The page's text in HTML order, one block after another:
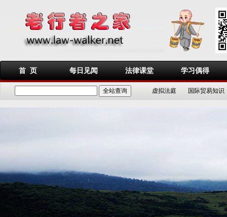
首 页 每日见闻 法律课堂 学习偶得
虚拟法庭 国际贸易知识